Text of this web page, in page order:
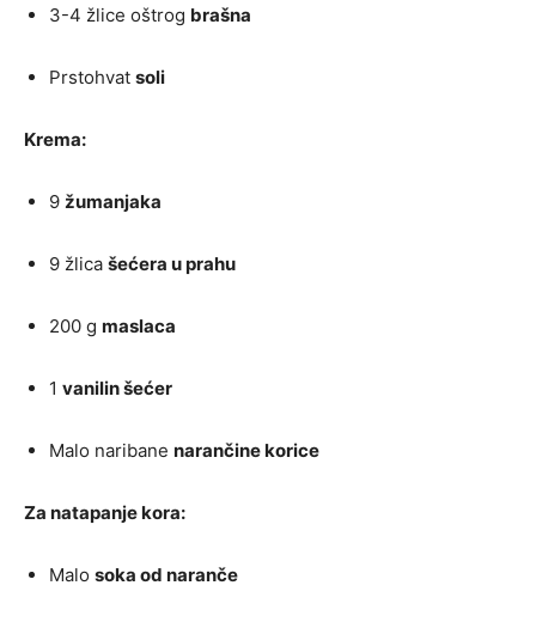
3-4 žlice oštrog brašna
Prstohvat soli
Krema:
9 žumanjaka
9 žlica šećera u prahu
200 g maslaca
1 vanilin šećer
Malo naribane narančine korice
Za natapanje kora:
Malo soka od naranče